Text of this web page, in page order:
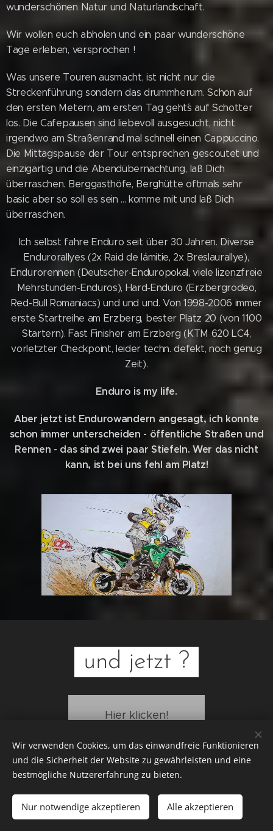
wunderschönen Natur und Naturlandschaft.
Wir wollen euch abholen und ein paar wunderschöne
Tage erleben, versprochen !
Was unsere Touren ausmacht, ist nicht nur die
Streckenführung sondern das drummherum. Schon auf
den ersten Metern, am ersten Tag geht´s auf Schotter
los. Die Cafepausen sind liebevoll ausgesucht, nicht
irgendwo am Straßenrand mal schnell einen Cappuccino.
Die Mittagspause der Tour entsprechen gescoutet und
einzigartig und die Abendübernachtung, laß Dich
überraschen. Berggasthöfe, Berghütte oftmals sehr
basic aber so soll es sein ... komme mit und laß Dich
überraschen.
Ich selbst fahre Enduro seit über 30 Jahren. Diverse
Endurorallyes (2x Raid de lámitie, 2x Breslaurallye),
Endurorennen (Deutscher-Enduropokal, viele lizenzfreie
Mehrstunden-Enduros), Hard-Enduro (Erzbergrodeo,
Red-Bull Romaniacs) und und und. Von 1998-2006 immer
erste Startreihe am Erzberg, bester Platz 20 (von 1100
Startern). Fast Finisher am Erzberg (KTM 620 LC4,
vorletzter Checkpoint, leider techn. defekt, noch genug
Zeit).
Enduro is my life.
Aber jetzt ist Endurowandern angesagt, ich konnte
schon immer unterscheiden - öffentliche Straßen und
Rennen - das sind zwei paar Stiefeln. Wer das nicht
kann, ist bei uns fehl am Platz!
und jetzt ?
Hier klicken!
Ballerrosso UG (haftungsbeschränkt), 85253
Kleinberghofen, +49(0)17697678427 zw.18-20 Uhr
Motorradreiseveranstalter
Cookies
Wir verwenden Cookies, um das einwandfreie Funktionieren
und die Sicherheit der Website zu gewährleisten und eine
bestmögliche Nutzererfahrung zu bieten.
Nur notwendige akzeptieren Alle akzeptieren